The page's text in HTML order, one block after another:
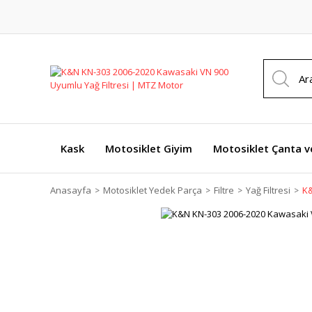
Kask Motosiklet Giyim Motosiklet Çanta
Anasayfa Motosiklet Yedek Parça Filtre Yağ Filtresi